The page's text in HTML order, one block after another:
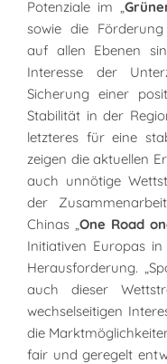
Potenziale im „
sowie die Förderung
auf allen Ebenen
Interesse der
Sicherung einer
Stabilität in der
letzteres für eine
zeigen die aktuellen
auch unnötige
der
Chinas „One Road
Initiativen Europas
Herausforderung.
auch dieser
wechselseitigen
die
fair und geregelt